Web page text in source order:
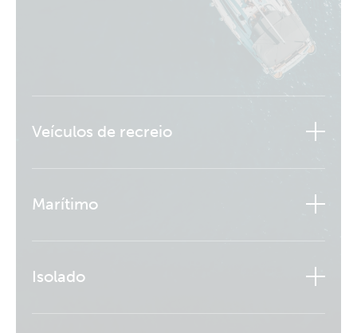
Veículos de recreio
Marítimo
Isolado